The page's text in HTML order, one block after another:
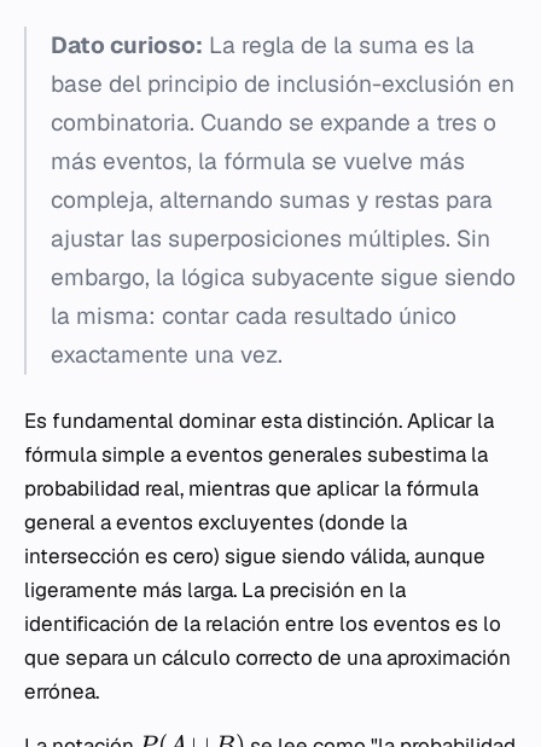
Dato curioso: La regla de la suma es la
base del principio de inclusión-exclusión en
combinatoria. Cuando se expande a tres o
más eventos, la fórmula se vuelve más
compleja, alternando sumas y restas para
ajustar las superposiciones múltiples. Sin
embargo, la lógica subyacente sigue siendo
la misma: contar cada resultado único
exactamente una vez.
Es fundamental dominar esta distinción. Aplicar la
fórmula simple a eventos generales subestima la
probabilidad real, mientras que aplicar la fórmula
general a eventos excluyentes (donde la
intersección es cero) sigue siendo válida, aunque
ligeramente más larga. La precisión en la
identificación de la relación entre los eventos es lo
que separa un cálculo correcto de una aproximación
errónea.